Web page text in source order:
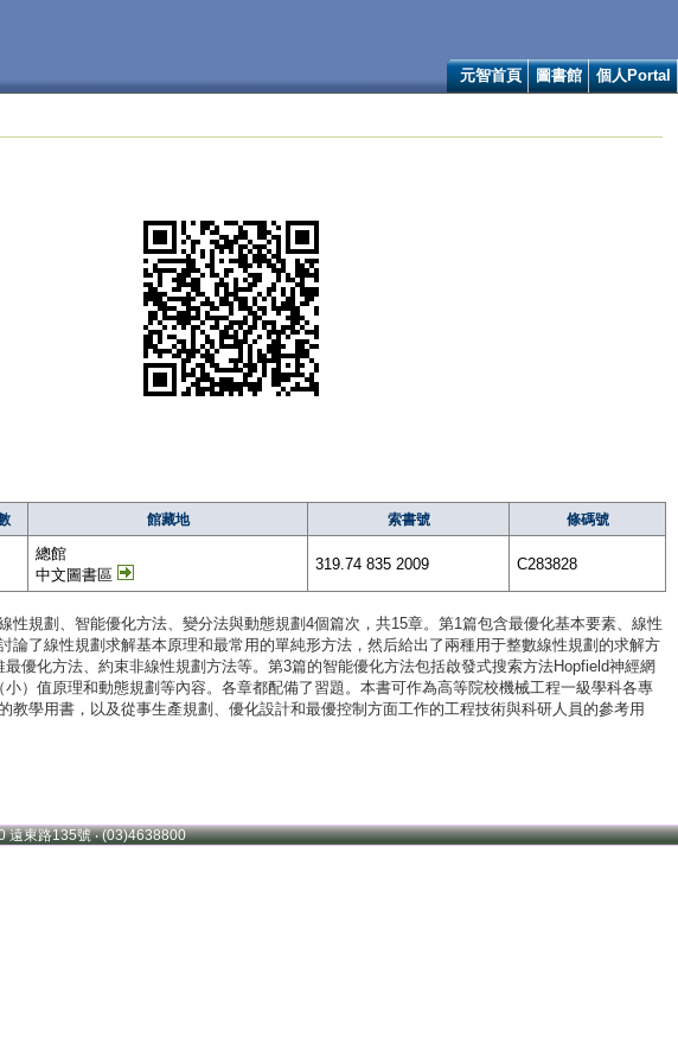
元智首頁 圖書館 個人Portal
館藏地 索書號 條碼號
總館
中文圖書區
319.74 835 2009 C283828
規劃、智能優化方法、變分法與動態規劃4個篇次，共15章。第1篇包含最優化基本要素、線性
了線性規劃求解基本原理和最常用的單純形方法，然后給出了兩種用于整數線性規劃的求解方
優化方法、約束非線性規劃方法等。第3篇的智能優化方法包括啟發式搜索方法Hopfield神經網
）值原理和動態規劃等內容。各章都配備了習題。本書可作為高等院校機械工程一級學科各專
學用書，以及從事生產規劃、優化設計和最優控制方面工作的工程技術與科研人員的參考用
遠東路135號 ‧ (03)4638800